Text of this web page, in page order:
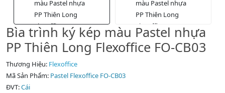
Bìa trình ký kép màu Pastel nhựa
PP Thiên Long Flexoffice FO-CB03
Thương Hiệu: Flexoffice
Mã Sản Phẩm: Pastel Flexoffice FO-CB03
ĐVT:Cái